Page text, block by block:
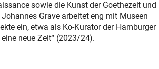
sowie die Kunst der Goethezeit und
Grave arbeitet eng mit Museen
ein, etwa als Ko-Kurator der Hamburger
neue Zeit“ (2023/24).